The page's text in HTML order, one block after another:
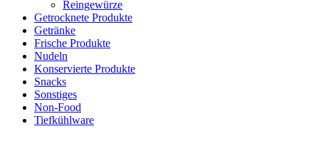
Reingewürze
Getrocknete Produkte
Getränke
Frische Produkte
Nudeln
Konservierte Produkte
Snacks
Sonstiges
Non-Food
Tiefkühlware